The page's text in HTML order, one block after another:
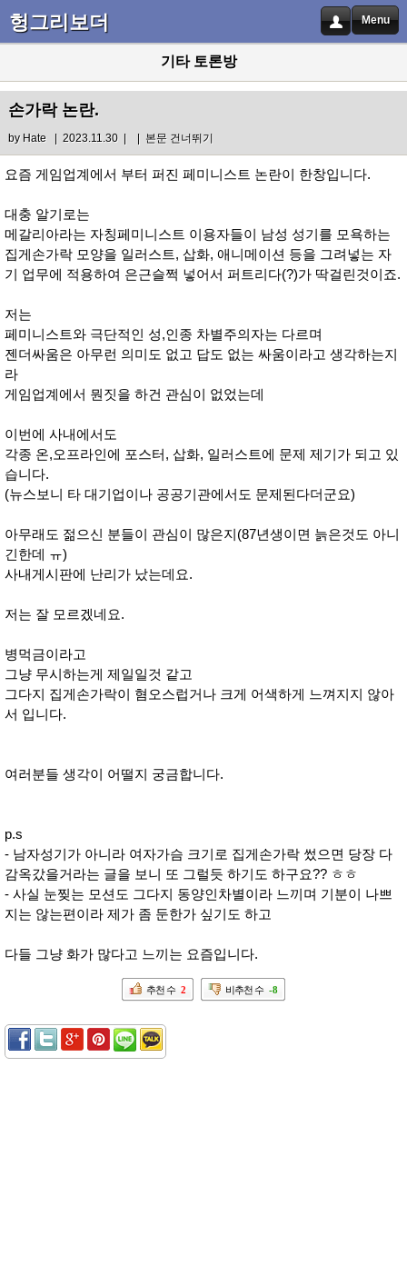
헝그리보더 Menu
기타 토론방
손가락 논란.
by Hate| 2023.11.30 | | 본문 건너뛰기
요즘 게임업계에서 부터 퍼진 페미니스트 논란이 한창입니다.
대충 알기로는
메갈리아라는 자칭페미니스트 이용자들이 남성 성기를 모욕하는
집게손가락 모양을 일러스트, 삽화, 애니메이션 등을 그려넣는 자
기 업무에 적용하여 은근슬쩍 넣어서 퍼트리다(?)가 딱걸린것이죠.
저는
페미니스트와 극단적인 성,인종 차별주의자는 다르며
젠더싸움은 아무런 의미도 없고 답도 없는 싸움이라고 생각하는지
라
게임업계에서 뭔짓을 하건 관심이 없었는데
이번에 사내에서도
각종 온,오프라인에 포스터, 삽화, 일러스트에 문제 제기가 되고 있
습니다.
(뉴스보니 타 대기업이나 공공기관에서도 문제된다더군요)
아무래도 젊으신 분들이 관심이 많은지(87년생이면 늙은것도 아니
긴한데 ㅠ)
사내게시판에 난리가 났는데요.
저는 잘 모르겠네요.
병먹금이라고
그냥 무시하는게 제일일것 같고
그다지 집게손가락이 혐오스럽거나 크게 어색하게 느껴지지 않아
서 입니다.
여러분들 생각이 어떨지 궁금합니다.
p.s
- 남자성기가 아니라 여자가슴 크기로 집게손가락 썼으면 당장 다
감옥갔을거라는 글을 보니 또 그럴듯 하기도 하구요?? ㅎㅎ
- 사실 눈찢는 모션도 그다지 동양인차별이라 느끼며 기분이 나쁘
지는 않는편이라 제가 좀 둔한가 싶기도 하고
다들 그냥 화가 많다고 느끼는 요즘입니다.
추천 수 2 비추천 수 -8